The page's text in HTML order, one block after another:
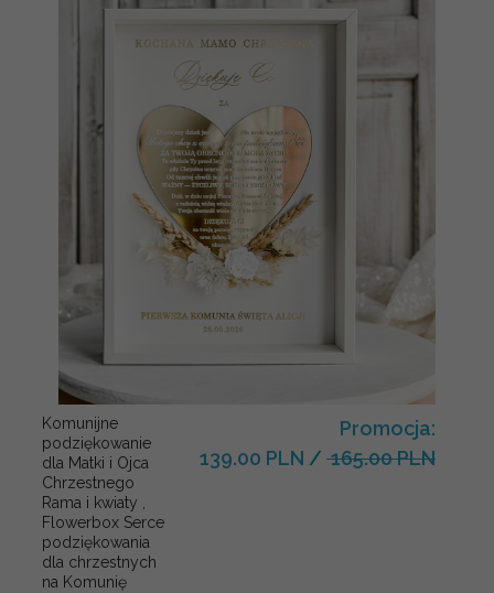
Komunijne
podziękowanie
dla Matki i Ojca
Chrzestnego
Rama i kwiaty ,
Flowerbox Serce
podziękowania
dla chrzestnych
na Komunię
Promocja:
139.00 PLN / 165.00 PLN